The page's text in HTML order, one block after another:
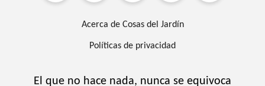
Acerca de Cosas del Jardín
Políticas de privacidad
El que no hace nada, nunca se equivoca